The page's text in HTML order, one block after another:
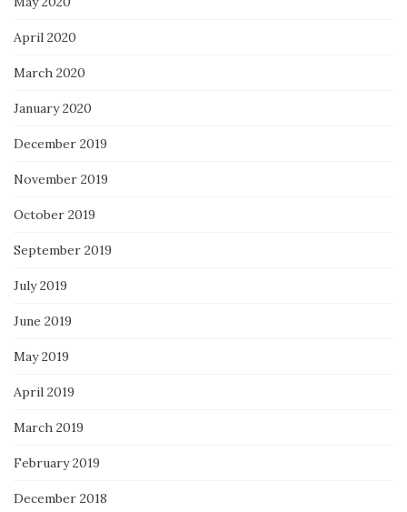
April 2020
March 2020
January 2020
December 2019
November 2019
October 2019
September 2019
July 2019
June 2019
May 2019
April 2019
March 2019
February 2019
December 2018